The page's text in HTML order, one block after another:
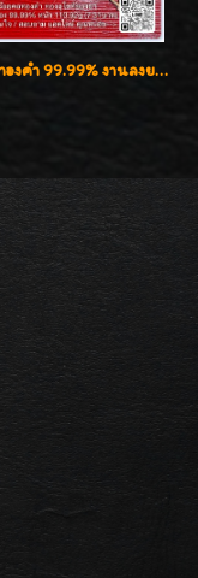
สร้อยคอทองคำ 99.99% งานลงยาสุโขทัยแท้ งานช่างทองโบราณ หรูหรา น่าสะสมค่ะ